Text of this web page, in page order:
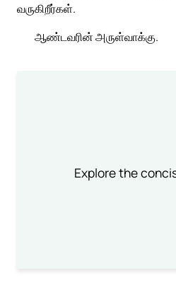
வருகிறீர்கள்.
ஆண்டவரின் அருள்வாக்கு.
Explore the